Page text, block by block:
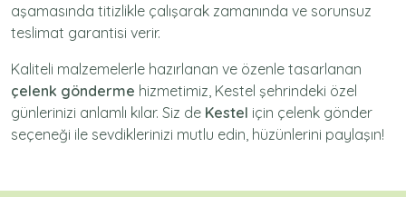
aşamasında titizlikle çalışarak zamanında ve sorunsuz
teslimat garantisi verir.
Kaliteli malzemelerle hazırlanan ve özenle tasarlanan
çelenk gönderme hizmetimiz, Kestel şehrindeki özel
günlerinizi anlamlı kılar. Siz de Kestel için çelenk gönder
seçeneği ile sevdiklerinizi mutlu edin, hüzünlerini paylaşın!